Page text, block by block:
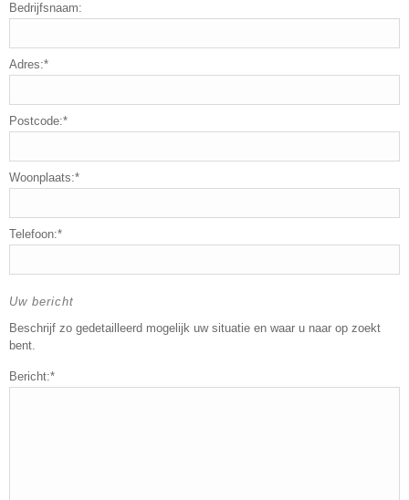
Bedrijfsnaam:
Adres:*
Postcode:*
Woonplaats:*
Telefoon:*
Uw bericht
Beschrijf zo gedetailleerd mogelijk uw situatie en waar u naar op zoekt
bent.
Bericht:*